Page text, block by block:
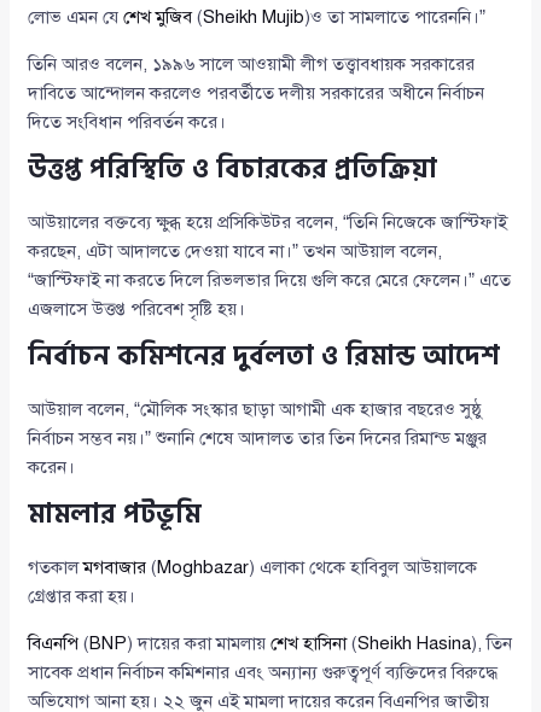
লোভ এমন যেশেখ মুজিব(Sheikh Mujib)ও তা সামলাতে পারেননি।”
তিনি আরও বলেন, ১৯৯৬ সালে আওয়ামী লীগ তত্ত্বাবধায়ক সরকারের
দাবিতে আন্দোলন করলেও পরবর্তীতে দলীয় সরকারের অধীনে নির্বাচন
দিতে সংবিধান পরিবর্তন করে।
উত্তপ্ত পরিস্থিতি ও বিচারকের প্রতিক্রিয়া
আউয়ালের বক্তব্যে ক্ষুব্ধ হয়ে প্রসিকিউটর বলেন, “তিনি নিজেকে জাস্টিফাই
করছেন, এটা আদালতে দেওয়া যাবে না।” তখন আউয়াল বলেন,
“জাস্টিফাই না করতে দিলে রিভলভার দিয়ে গুলি করে মেরে ফেলেন।” এতে
এজলাসে উত্তপ্ত পরিবেশ সৃষ্টি হয়।
নির্বাচন কমিশনের দুর্বলতা ও রিমান্ড আদেশ
আউয়াল বলেন, “মৌলিক সংস্কার ছাড়া আগামী এক হাজার বছরেও সুষ্ঠু
নির্বাচন সম্ভব নয়।” শুনানি শেষে আদালত তার তিন দিনের রিমান্ড মঞ্জুর
করেন।
মামলার পটভূমি
গতকালমগবাজার (Moghbazar) এলাকা থেকে হাবিবুল আউয়ালকে
গ্রেপ্তার করা হয়।
বিএনপি (BNP) দায়ের করা মামলায়শেখ হাসিনা(Sheikh Hasina), তিন
সাবেক প্রধান নির্বাচন কমিশনার এবং অন্যান্য গুরুত্বপূর্ণ ব্যক্তিদের বিরুদ্ধে
অভিযোগ আনা হয়। ২২ জুন এই মামলা দায়ের করেন বিএনপির জাতীয়